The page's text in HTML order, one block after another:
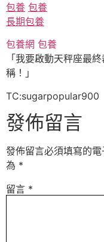
包養 包養
長期包養
包養網 包養
「我要啟動天秤座最
稱！」
TC:sugarpopular900
發佈留言
發佈留言必須填寫的
為 *
留言 *